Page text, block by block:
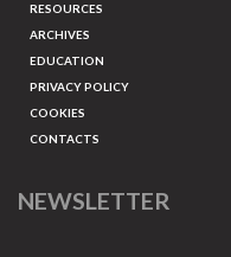
RESOURCES
ARCHIVES
EDUCATION
PRIVACY POLICY
COOKIES
CONTACTS
NEWSLETTER